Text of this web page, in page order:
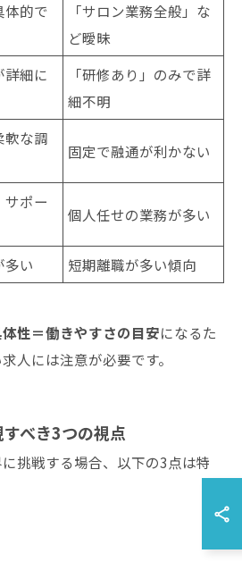
体的で
「サロン業務全般」な
ど曖昧
詳細に
「研修あり」のみで詳
細不明
軟な調
固定で融通が利かない
サポー
個人任せの業務が多い
多い 短期離職が多い傾向
性＝働きやすさの目安になるた
人には注意が必要です。
べき3つの視点
挑戦する場合、以下の3点は特